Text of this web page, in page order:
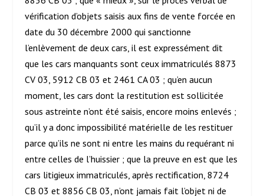
vérification d’objets saisis aux fins de vente forcée en
date du 30 décembre 2000 qui sanctionne
l’enlèvement de deux cars, il est expressément dit
que les cars manquants sont ceux immatriculés 8873
CV 03, 5912 CB 03 et 2461 CA 03 ; qu’en aucun
moment, les cars dont la restitution est sollicitée
sous astreinte n’ont été saisis, encore moins enlevés ;
qu’il y a donc impossibilité matérielle de les restituer
parce qu’ils ne sont ni entre les mains du requérant ni
entre celles de l’huissier ; que la preuve en est que les
cars litigieux immatriculés, après rectification, 8724
CB 03 et 8856 CB 03, n’ont jamais fait l’objet ni de